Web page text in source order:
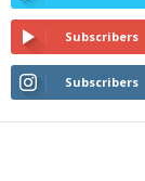
Subscribers
Subscribers